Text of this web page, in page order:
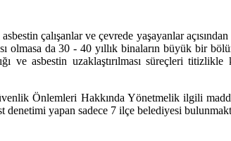
çalışanlar ve çevrede yaşayanlar
olmasa da 30 - 40 yıllık binaların büyük bir
ve asbestin uzaklaştırılması süreçleri titizlikle
Önlemleri Hakkında Yönetmelik ilgili
denetimi yapan sadece 7 ilçe belediyesi